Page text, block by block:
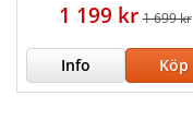
1 199 kr 1 699 kr
Info Köp